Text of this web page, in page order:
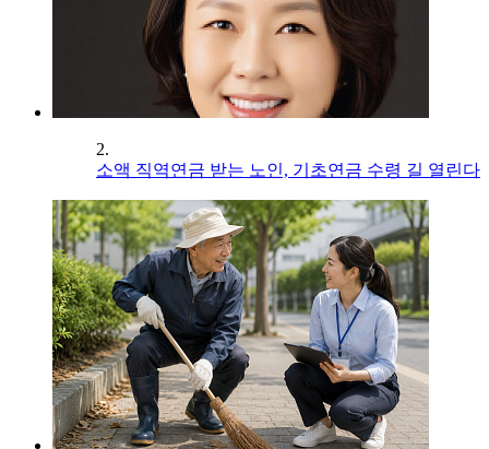
2.
소액 직역연금 받는 노인, 기초연금 수령 길 열린다